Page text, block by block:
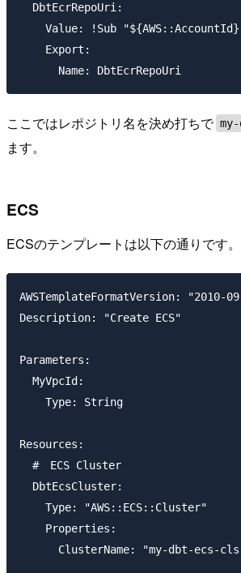
  DbtEcrRepoUri:
Value: !Sub
    Export:
ここではレポジトリ名を決め打ちで
ます。
ECS
ECSのテンプレートは以下の通りです。
AWSTemplateFormatVersion: "2010-
Description: "Create ECS"
Parameters:
  MyVpcId:
    Type: String
Resources:
  #　ECS Cluster
  DbtEcsCluster:
    Type: "AWS::ECS::Cluster"
    Properties:
ClusterName: "my-dbt-ecs-